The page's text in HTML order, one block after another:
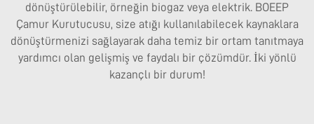
dönüştürülebilir, örneğin biogaz veya elektrik. BOEEP
Çamur Kurutucusu, size atığı kullanılabilecek kaynaklara
dönüştürmenizi sağlayarak daha temiz bir ortam tanıtmaya
yardımcı olan gelişmiş ve faydalı bir çözümdür. İki yönlü
kazançlı bir durum!